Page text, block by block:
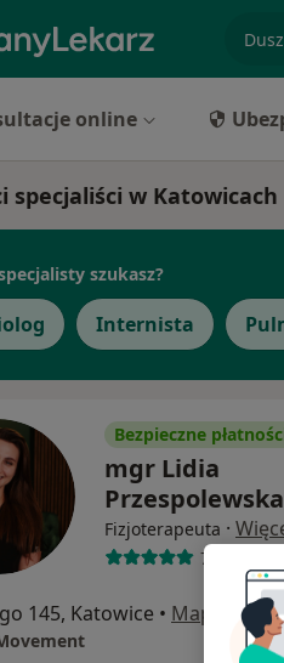
online
specjaliści w Katowicach
szukasz?
Internista
Bezpieczne
mgr Lidia
Przespolewska
Fizjoterapeuta ·
72 opinie
145, Katowice • Mapa